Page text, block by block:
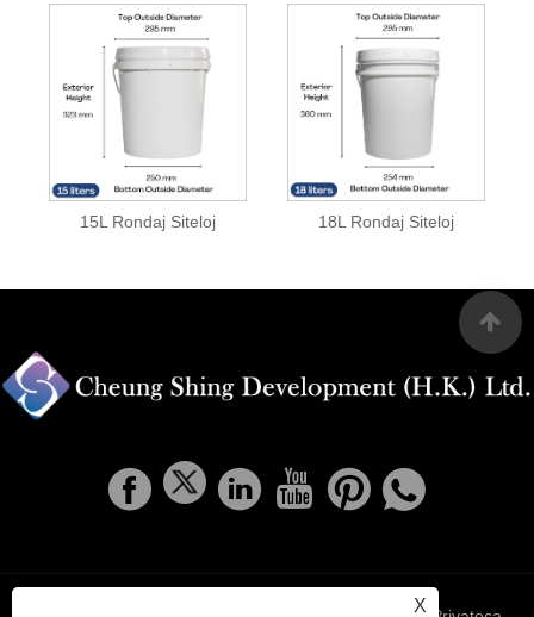
15L Rondaj Siteloj 18L Rondaj Siteloj
X